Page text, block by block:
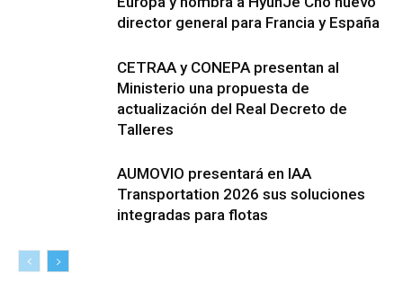
director general para Francia y España
CETRAA y CONEPA presentan al
Ministerio una propuesta de
actualización del Real Decreto de
Talleres
AUMOVIO presentará en IAA
Transportation 2026 sus soluciones
integradas para flotas